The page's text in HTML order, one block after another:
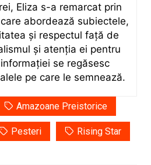
Eliza s-a remarcat prin
abordează subiectele,
și respectul față de
și atenția ei pentru
se regăsesc
pe care le semnează.
Amazoane Preistorice
Pesteri Rising Star